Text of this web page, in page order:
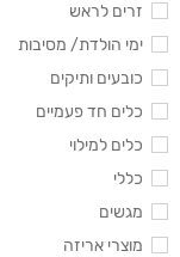
זרים לראש
ימי הולדת/ מסיבות
כובעים ותיקים
כלים חד פעמיים
כלים למילוי
כללי
מגשים
מוצרי אריזה